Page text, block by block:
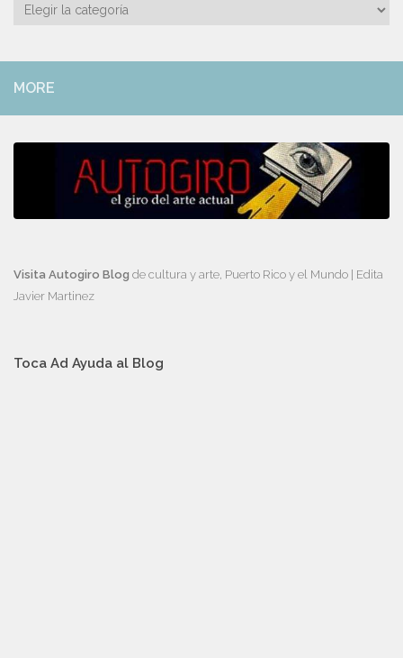
Categorías
MORE
Visita Autogiro Blog de cultura y arte, Puerto Rico y el Mundo | Edita
Javier Martinez
Toca Ad Ayuda al Blog